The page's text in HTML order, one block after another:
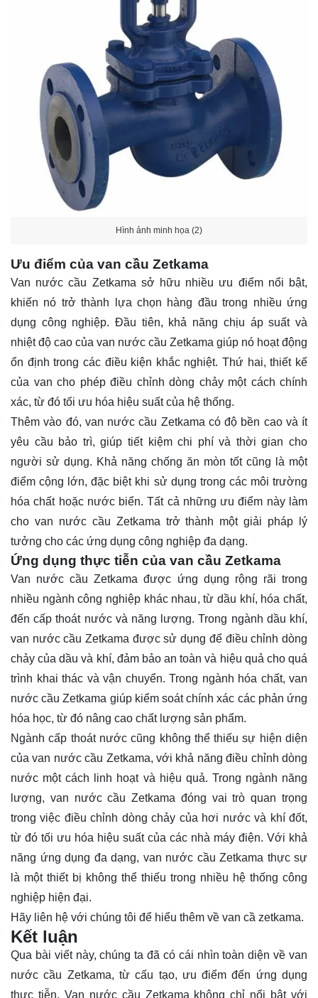
Hình ảnh minh họa (2)
Ưu điểm của van cầu Zetkama
Van nước cầu Zetkama sở hữu nhiều ưu điểm nổi bật,
khiến nó trở thành lựa chọn hàng đầu trong nhiều ứng
dụng công nghiệp. Đầu tiên, khả năng chịu áp suất và
nhiệt độ cao của van nước cầu Zetkama giúp nó hoạt động
ổn định trong các điều kiện khắc nghiệt. Thứ hai, thiết kế
của van cho phép điều chỉnh dòng chảy một cách chính
xác, từ đó tối ưu hóa hiệu suất của hệ thống.
Thêm vào đó, van nước cầu Zetkama có độ bền cao và ít
yêu cầu bảo trì, giúp tiết kiệm chi phí và thời gian cho
người sử dụng. Khả năng chống ăn mòn tốt cũng là một
điểm cộng lớn, đặc biệt khi sử dụng trong các môi trường
hóa chất hoặc nước biển. Tất cả những ưu điểm này làm
cho van nước cầu Zetkama trở thành một giải pháp lý
tưởng cho các ứng dụng công nghiệp đa dạng.
Ứng dụng thực tiễn của van cầu Zetkama
Van nước cầu Zetkama được ứng dụng rộng rãi trong
nhiều ngành công nghiệp khác nhau, từ dầu khí, hóa chất,
đến cấp thoát nước và năng lượng. Trong ngành dầu khí,
van nước cầu Zetkama được sử dụng để điều chỉnh dòng
chảy của dầu và khí, đảm bảo an toàn và hiệu quả cho quá
trình khai thác và vận chuyển. Trong ngành hóa chất, van
nước cầu Zetkama giúp kiểm soát chính xác các phản ứng
hóa học, từ đó nâng cao chất lượng sản phẩm.
Ngành cấp thoát nước cũng không thể thiếu sự hiện diện
của van nước cầu Zetkama, với khả năng điều chỉnh dòng
nước một cách linh hoạt và hiệu quả. Trong ngành năng
lượng, van nước cầu Zetkama đóng vai trò quan trọng
trong việc điều chỉnh dòng chảy của hơi nước và khí đốt,
từ đó tối ưu hóa hiệu suất của các nhà máy điện. Với khả
năng ứng dụng đa dạng, van nước cầu Zetkama thực sự
là một thiết bị không thể thiếu trong nhiều hệ thống công
nghiệp hiện đại.
Hãy liên hệ với chúng tôi để hiểu thêm về van cầ zetkama.
Kết luận
Qua bài viết này, chúng ta đã có cái nhìn toàn diện về van
nước cầu Zetkama, từ cấu tạo, ưu điểm đến ứng dụng
thực tiễn. Van nước cầu Zetkama không chỉ nổi bật với